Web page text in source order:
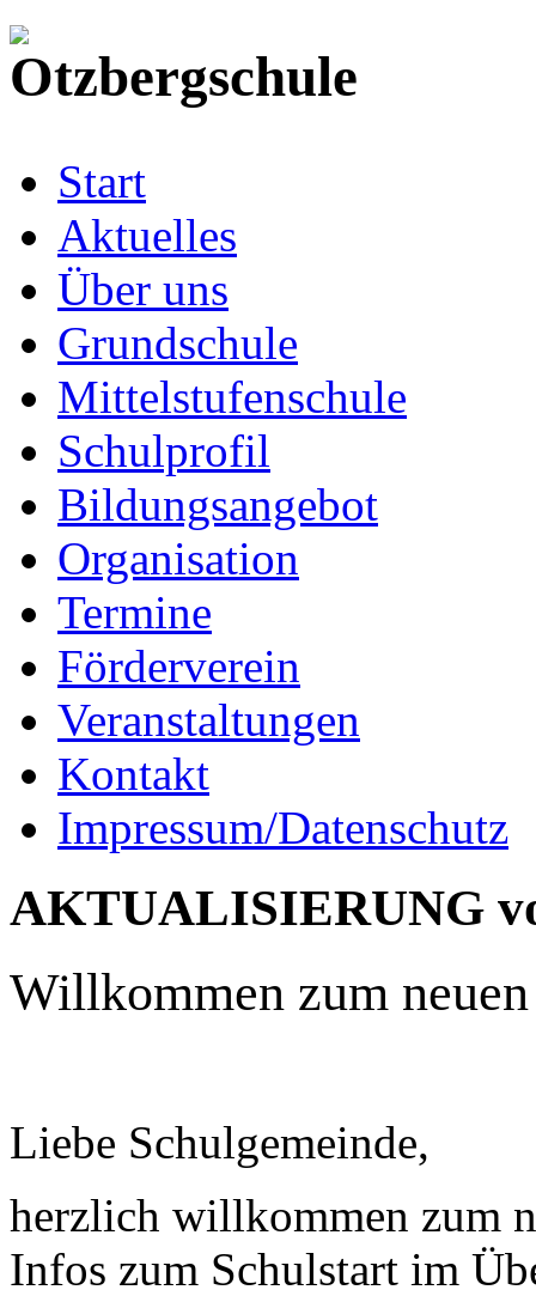
Start
Aktuelles
Über uns
Grundschule
Mittelstufenschule
Schulprofil
Bildungsangebot
Organisation
Termine
Förderverein
Veranstaltungen
Kontakt
Impressum/Datenschutz
AKTUALISIERUNG
Willkommen zum
Liebe Schulgemeinde,
herzlich willkommen zum
Infos zum Schulstart im